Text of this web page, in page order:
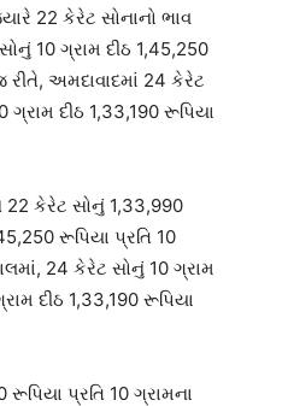
22 કેરેટ સોનાનો ભાવ
10 ગ્રામ દીઠ 1,45,250
અમદાવાદમાં 24 કેરેટ
દીઠ 1,33,190 રૂપિયા
22 કેરેટ સોનું 1,33,990
રૂપિયા પ્રતિ 10
24 કેરેટ સોનું 10 ગ્રામ
દીઠ 1,33,190 રૂપિયા
પ્રતિ 10 ગ્રામના